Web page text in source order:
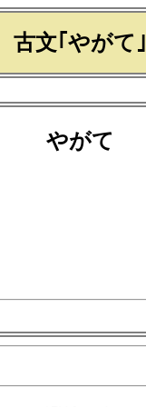
古文｢やがて｣
やがて